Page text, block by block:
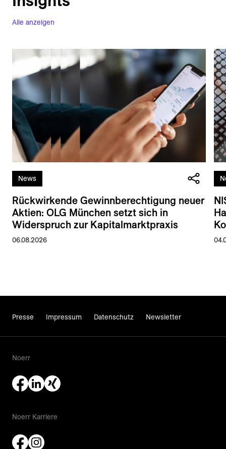
Alle anzeigen
News
Rückwirkende Gewinnberechtigung neuer
Aktien: OLG München setzt sich in
Widerspruch zur Kapitalmarktpraxis
06.08.2026
Presse Impressum Datenschutz Newsletter
Noerr
Noerr Karriere